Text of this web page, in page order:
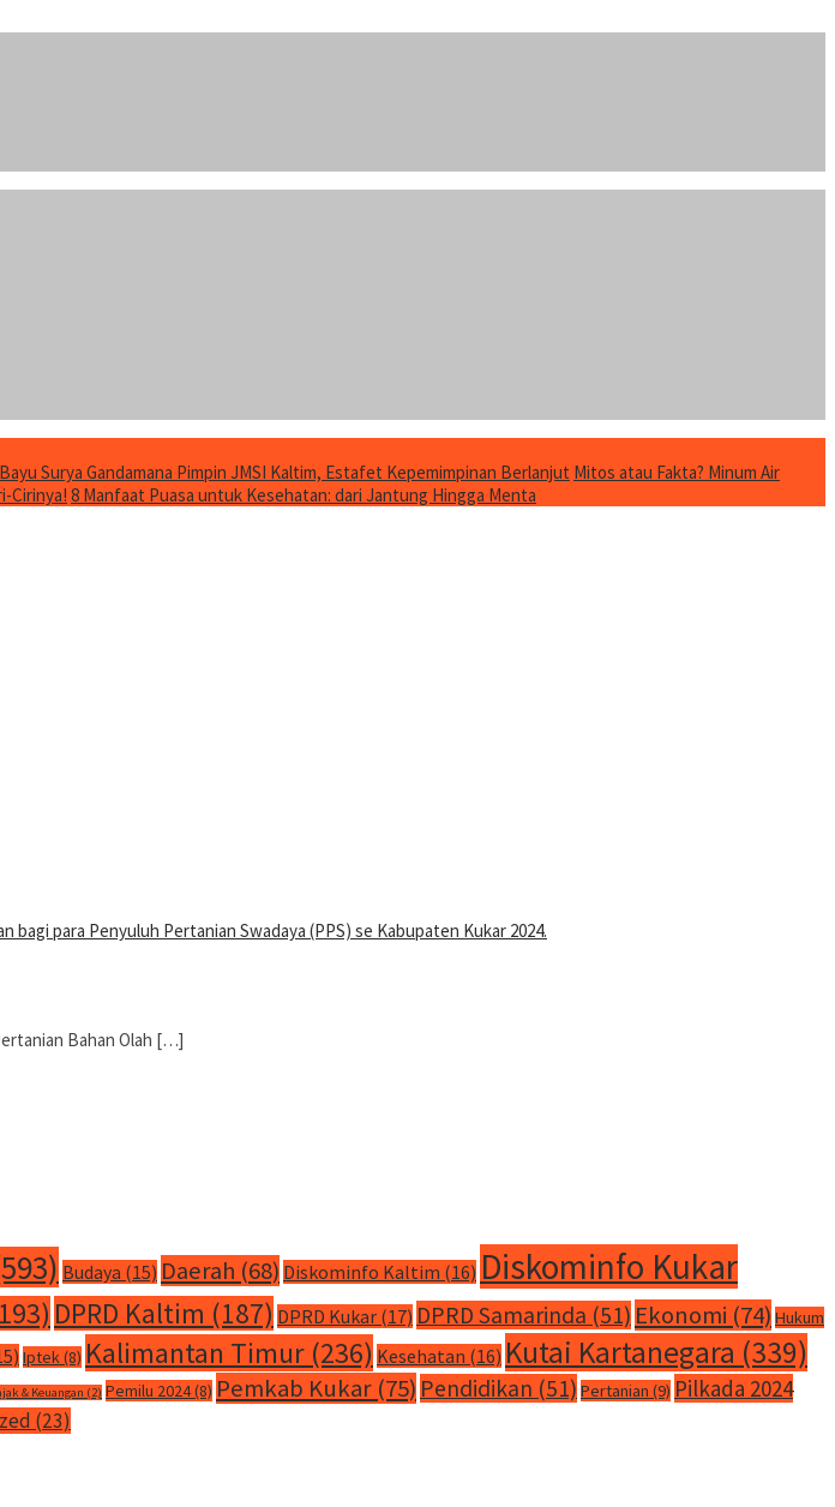
Bayu Surya Gandamana Pimpin JMSI Kaltim, Estafet Kepemimpinan Berlanjut Mitos atau Fakta? Minum Air
Cirinya! 8 Manfaat Puasa untuk Kesehatan: dari Jantung Hingga Menta
Bahan Olah […]
Budaya (15) Daerah (68) Diskominfo Kaltim (16) Diskominfo Kukar
DPRD Kaltim (187) DPRD Kukar (17) DPRD Samarinda (51) Ekonomi (74) Hukum
Iptek(8) Kalimantan Timur (236) Kesehatan (16) Kutai Kartanegara (339)
& Keuangan (2) Pemilu 2024(8) Pemkab Kukar (75) Pendidikan (51) Pertanian (9) Pilkada 2024
(23)